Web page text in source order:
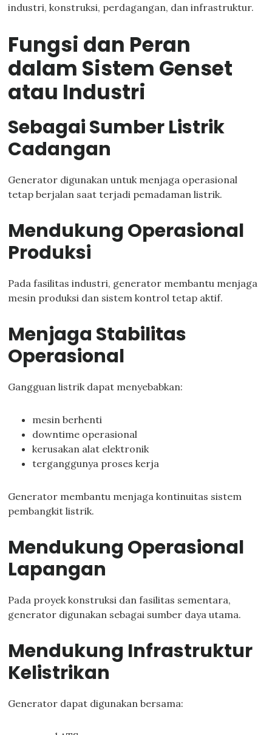
industri, konstruksi, perdagangan, dan infrastruktur.
Fungsi dan Peran
dalam Sistem Genset
atau Industri
Sebagai Sumber Listrik
Cadangan
Generator digunakan untuk menjaga operasional
tetap berjalan saat terjadi pemadaman listrik.
Mendukung Operasional
Produksi
Pada fasilitas industri, generator membantu menjaga
mesin produksi dan sistem kontrol tetap aktif.
Menjaga Stabilitas
Operasional
Gangguan listrik dapat menyebabkan:
mesin berhenti
downtime operasional
kerusakan alat elektronik
terganggunya proses kerja
Generator membantu menjaga kontinuitas sistem
pembangkit listrik.
Mendukung Operasional
Lapangan
Pada proyek konstruksi dan fasilitas sementara,
generator digunakan sebagai sumber daya utama.
Mendukung Infrastruktur
Kelistrikan
Generator dapat digunakan bersama: